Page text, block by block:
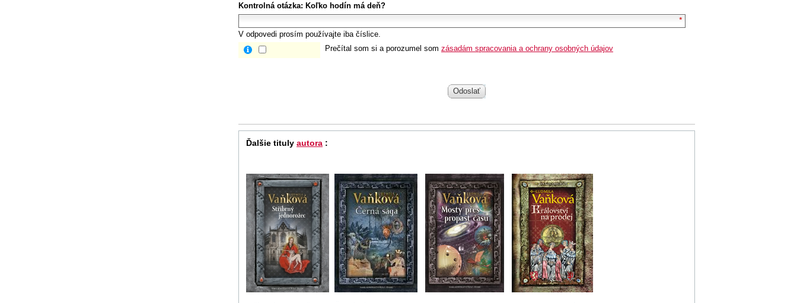
Kontrolná otázka: Koľko hodín má deň?
V odpovedi prosím používajte iba číslice.
Prečítal som si a porozumel som zásadám spracovania a ochrany osobných údajov
Odoslať
Ďalšie tituly autora :